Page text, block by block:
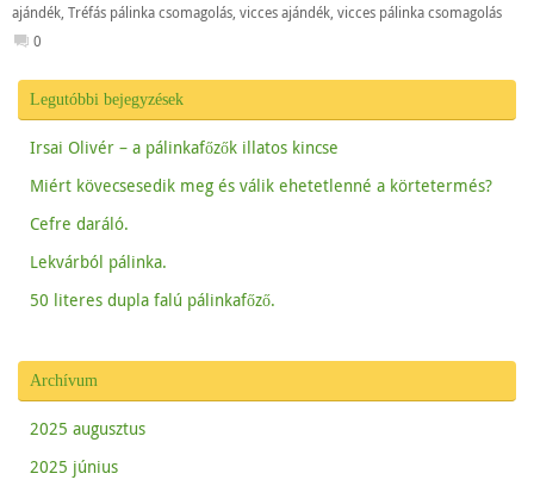
ajándék, Tréfás pálinka csomagolás, vicces ajándék, vicces pálinka csomagolás
0
Legutóbbi bejegyzések
Irsai Olivér – a pálinkafőzők illatos kincse
Miért kövecsesedik meg és válik ehetetlenné a körtetermés?
Cefre daráló.
Lekvárból pálinka.
50 literes dupla falú pálinkafőző.
Archívum
2025 augusztus
2025 június